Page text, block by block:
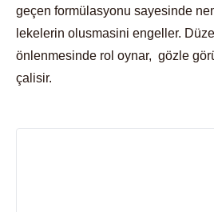
geçen formülasyonu sayesinde
lekelerin olusmasini engeller.
önlenmesinde rol oynar, gözle
çalisir.